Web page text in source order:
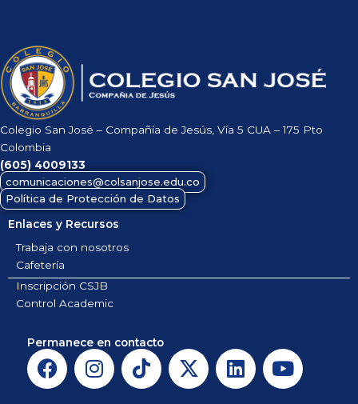
Colegio San José – Compañía de Jesús, Vía 5 CUA – 175 Pto
Colombia
(605) 4009133
comunicaciones@colsanjose.edu.co
Política de Protección de Datos
Enlaces y Recursos
Trabaja con nosotros
Cafetería
Inscripción CSJB
Control Academic
Permanece en contacto
F
a
I
n
T
i
X
-
L
i
Y
o